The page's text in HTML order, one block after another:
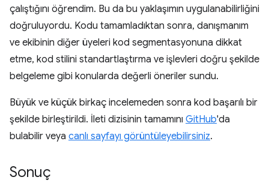
çalıştığını öğrendim. Bu da bu yaklaşımın uygulanabilirliğini
doğruluyordu. Kodu tamamladıktan sonra, danışmanım
ve ekibinin diğer üyeleri kod segmentasyonuna dikkat
etme, kod stilini standartlaştırma ve işlevleri doğru şekilde
belgeleme gibi konularda değerli öneriler sundu.
Büyük ve küçük birkaç incelemeden sonra kod başarılı bir
şekilde birleştirildi. İleti dizisinin tamamını GitHub'da
bulabilir veya canlı sayfayı görüntüleyebilirsiniz.
Sonuç